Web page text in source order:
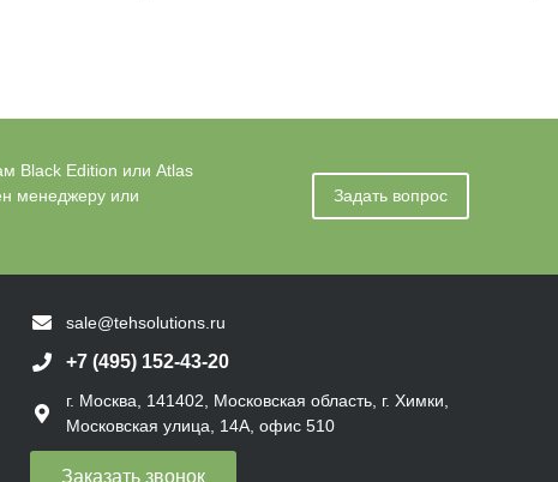
Black Edition или Atlas
менеджеру или
Задать вопрос
sale@tehsolutions.ru
+7 (495) 152-43-20
г. Москва, 141402, Московская область, г. Химки,
Московская улица, 14А, офис 510
Заказать звонок